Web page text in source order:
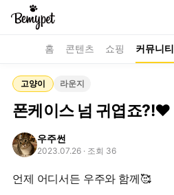
홈 콘텐츠 쇼핑 커뮤니티
고양이 라운지
폰케이스 넘 귀엽죠?!♥︎
우주썬
2023.07.26 · 조회 36
언제 어디서든 우주와 함께🥰